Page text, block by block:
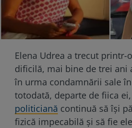
Elena Udrea a trecut printr-
dificilă, mai bine de trei ani
în urma condamnării sale în
totodată, departe de fiica ei,
politiciană continuă să își
fizică impecabilă și să fie